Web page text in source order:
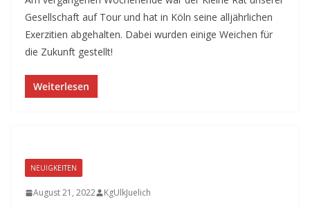
Gesellschaft auf Tour und hat in Köln seine alljährlichen
Exerzitien abgehalten. Dabei wurden einige Weichen für
die Zukunft gestellt!
Weiterlesen
NEUIGKEITEN
August 21, 2022 KgUlkJuelich